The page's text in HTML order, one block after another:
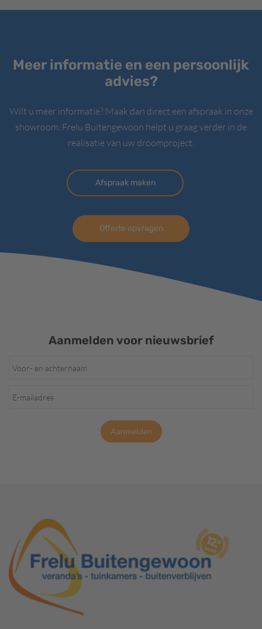
Meer informatie en een persoonlijk
advies?
Wilt u meer informatie? Maak dan direct een afspraak in onze
showroom. Frelu Buitengewoon helpt u graag verder in de
realisatie van uw droomproject.
Afspraak maken
Offerte opvragen
Aanmelden voor nieuwsbrief
Aanmelden